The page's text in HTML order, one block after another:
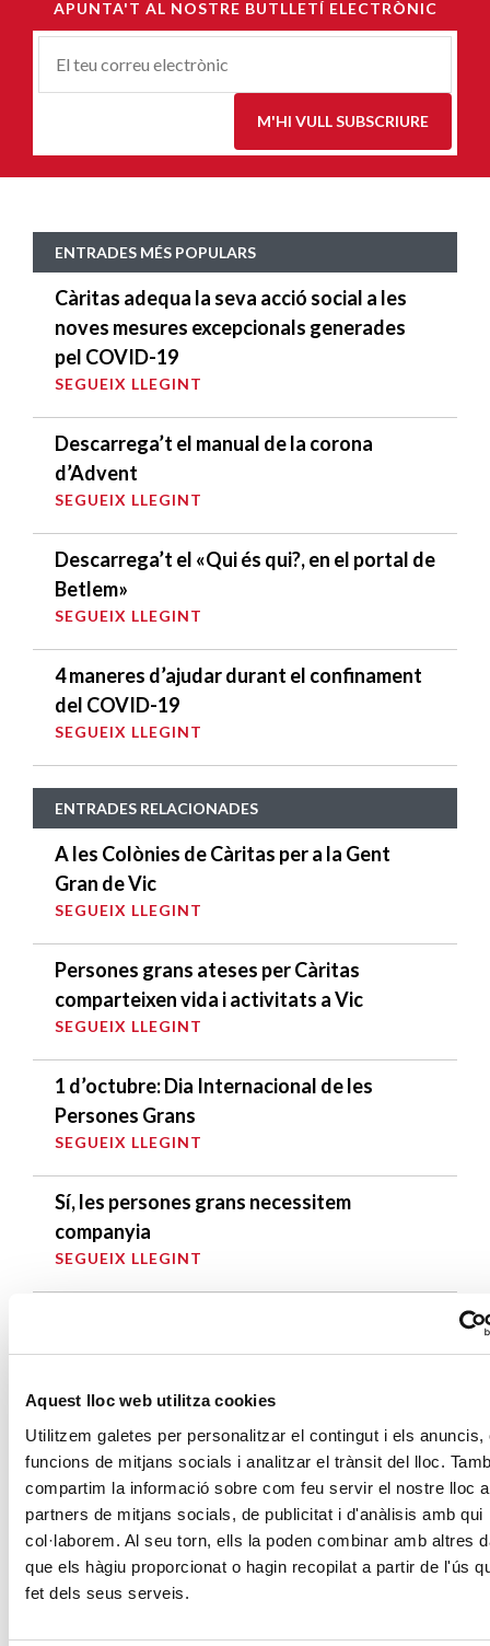
Aquest lloc web utilitza cookies
Utilitzem galetes per personalitzar el contingut i els anuncis,
funcions de mitjans socials i analitzar el trànsit del lloc.
compartim la informació sobre com feu servir el nostre lloc
partners de mitjans socials, de publicitat i d'anàlisis amb qui
col·laborem. Al seu torn, ells la poden combinar amb altres
que els hàgiu proporcionat o hagin recopilat a partir de l'ús
fet dels seus serveis.
APUNTA'T AL NOSTRE BUTLLETÍ ELECTRÒNIC
Correu-
M'HI VULL SUBSCRIURE
ENTRADES MÉS POPULARS
Càritas adequa la seva acció social a les
noves mesures excepcionals generades
pel COVID-19
SEGUEIX LLEGINT
Descarrega’t el manual de la corona
d’Advent
SEGUEIX LLEGINT
Descarrega’t el «Qui és qui?, en el portal de
Betlem»
SEGUEIX LLEGINT
4 maneres d’ajudar durant el confinament
del COVID-19
SEGUEIX LLEGINT
ENTRADES RELACIONADES
A les Colònies de Càritas per a la Gent
Gran de Vic
SEGUEIX LLEGINT
Persones grans ateses per Càritas
comparteixen vida i activitats a Vic
SEGUEIX LLEGINT
1 d’octubre: Dia Internacional de les
Persones Grans
SEGUEIX LLEGINT
Sí, les persones grans necessitem
companyia
SEGUEIX LLEGINT
la situació a Ceuta i fa una crida a la
protecció de la dignitat humana
SEGUEIX LLEGINT
Càritas Barcelona acompanya més de
4.100 persones en el dispositiu
extraordinari de regularització